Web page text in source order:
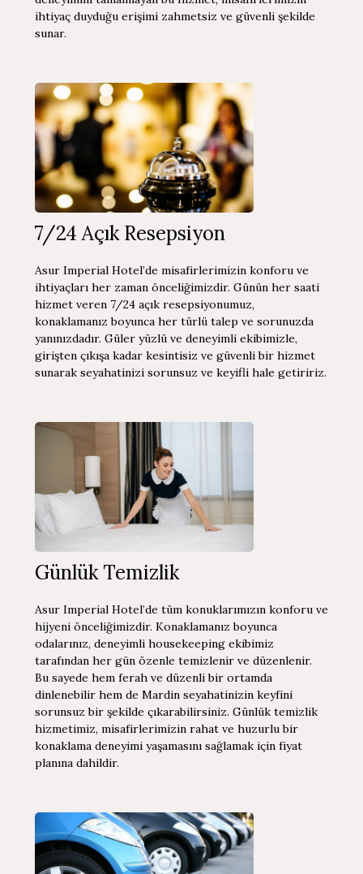
ihtiyaç duyduğu erişimi zahmetsiz ve güvenli şekilde
sunar.
7/24 Açık Resepsiyon
Asur Imperial Hotel’de misafirlerimizin konforu ve
ihtiyaçları her zaman önceliğimizdir. Günün her saati
hizmet veren 7/24 açık resepsiyonumuz,
konaklamanız boyunca her türlü talep ve sorunuzda
yanınızdadır. Güler yüzlü ve deneyimli ekibimizle,
girişten çıkışa kadar kesintisiz ve güvenli bir hizmet
sunarak seyahatinizi sorunsuz ve keyifli hale getiririz.
Günlük Temizlik
Asur Imperial Hotel’de tüm konuklarımızın konforu ve
hijyeni önceliğimizdir. Konaklamanız boyunca
odalarınız, deneyimli housekeeping ekibimiz
tarafından her gün özenle temizlenir ve düzenlenir.
Bu sayede hem ferah ve düzenli bir ortamda
dinlenebilir hem de Mardin seyahatinizin keyfini
sorunsuz bir şekilde çıkarabilirsiniz. Günlük temizlik
hizmetimiz, misafirlerimizin rahat ve huzurlu bir
konaklama deneyimi yaşamasını sağlamak için fiyat
planına dahildir.